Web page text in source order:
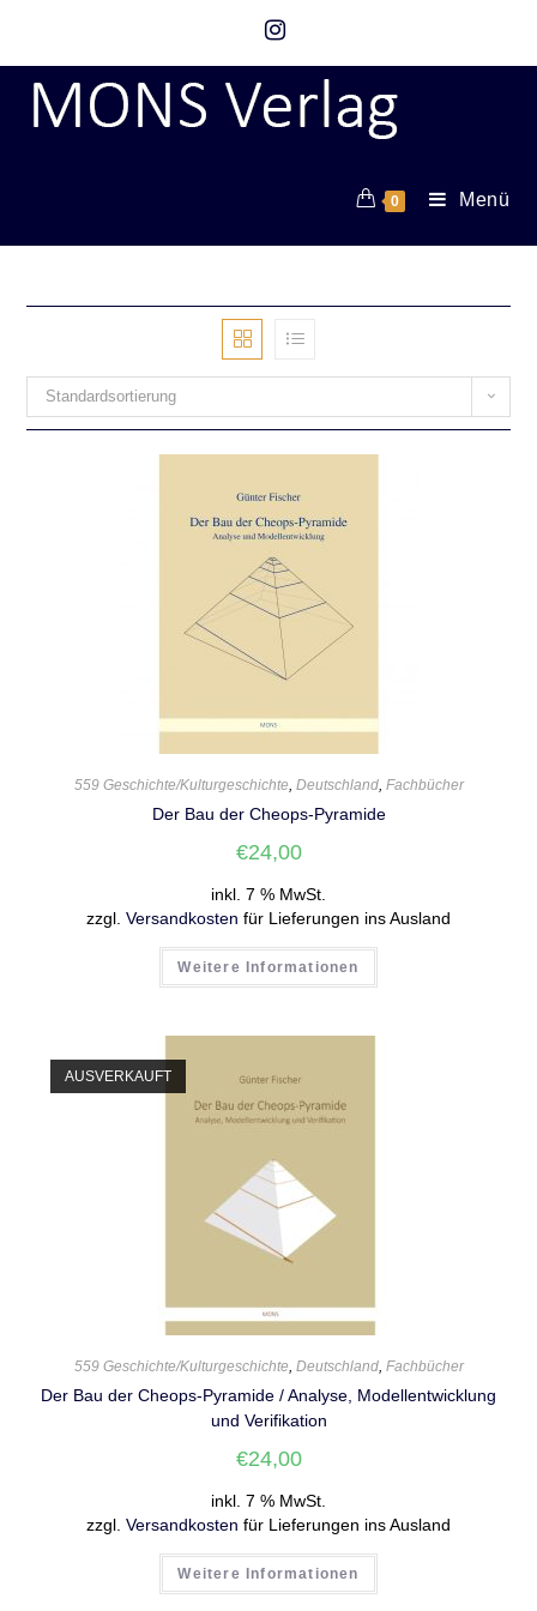
0 Menü
Standardsortierung
559 Geschichte/Kulturgeschichte, Deutschland, Fachbücher
Der Bau der Cheops-Pyramide
€24,00
inkl. 7 % MwSt.
zzgl. Versandkosten für Lieferungen ins Ausland
Weitere Informationen
AUSVERKAUFT
559 Geschichte/Kulturgeschichte, Deutschland, Fachbücher
Der Bau der Cheops-Pyramide / Analyse, Modellentwicklung
und Verifikation
€24,00
inkl. 7 % MwSt.
zzgl. Versandkosten für Lieferungen ins Ausland
Weitere Informationen